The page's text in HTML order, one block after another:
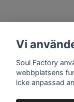
Vi
Soul Factory
webbplatsens
icke anpassad